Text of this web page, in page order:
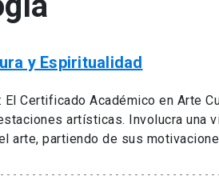
y Espiritualidad
El Certificado Académico en Arte
artísticas. Involucra una
arte, partiendo de sus